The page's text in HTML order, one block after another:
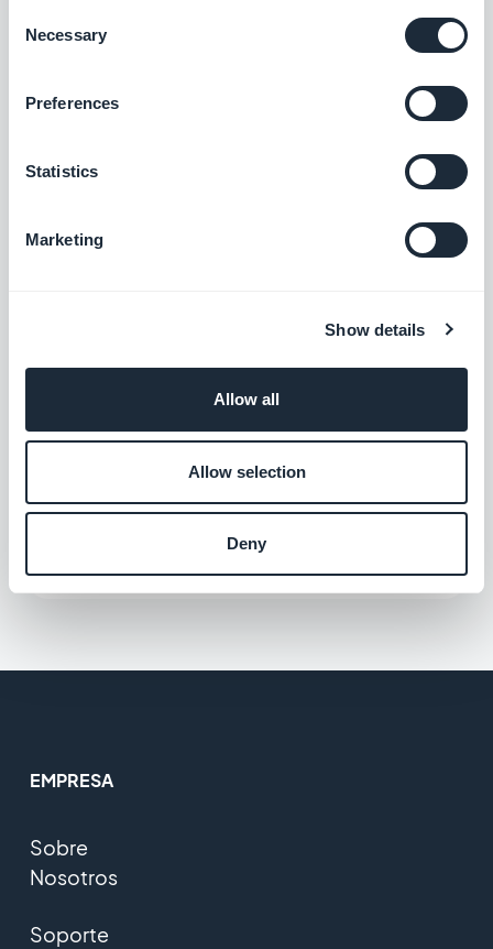
Selection
Necessary
Preferences
Statistics
Marketing
Show details
Allow all
Allow selection
Deny
Instagram Audiencia Personalizada
audiencias de Instagram personalizadas
Aumenta los ingresos automatizando la
Sendinblue
Automatice sus acciones de marketing
EMPRESA
Sobre
Nosotros
Soporte